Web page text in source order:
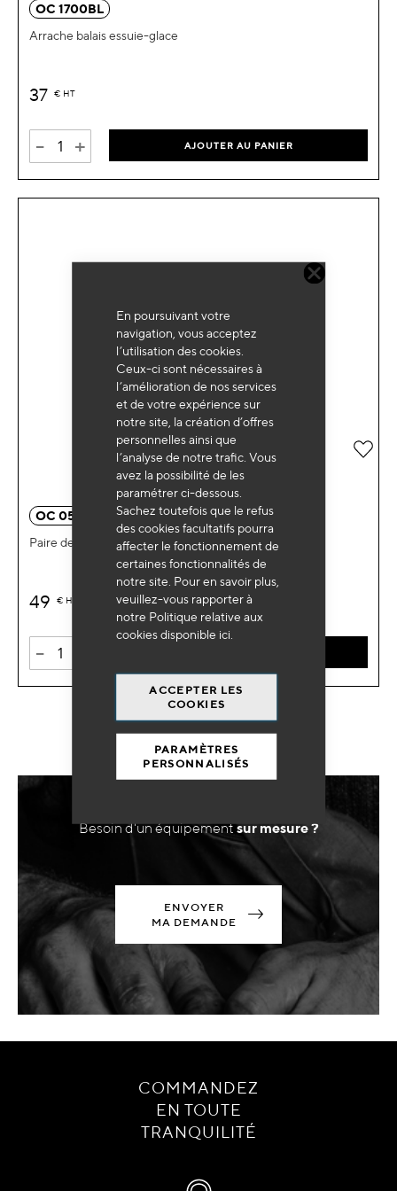
En poursuivant votre
navigation, vous acceptez
l’utilisation des cookies.
Ceux-ci sont nécessaires à
l’amélioration de nos services
et de votre expérience sur
notre site, la création d’offres
personnelles ainsi que
l’analyse de notre trafic. Vous
avez la possibilité de les
paramétrer ci-dessous.
Sachez toutefois que le refus
des cookies facultatifs pourra
affecter le fonctionnement de
certaines fonctionnalités de
notre site. Pour en savoir plus,
veuillez-vous rapporter à
notre Politique relative aux
cookies disponible ici
ACCEPTER LES
COOKIES
PARAMÈTRES
PERSONNALISÉS
OC 1700BL
Arrache balais essuie-glace
37 € HT
- + AJOUTER AU PANIER
OC 0550BL
Paire de ventouses Ø115mm
49 € HT
-
Besoin d'un équipementsur mesure ?
ENVOYER
MA DEMANDE
COMMANDEZ
EN TOUTE
TRANQUILITÉ